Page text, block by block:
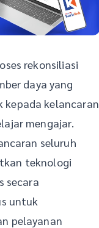
rekonsiliasi
daya yang
kepada kelancaran
mengajar.
seluruh
teknologi
secara
untuk
pelayanan